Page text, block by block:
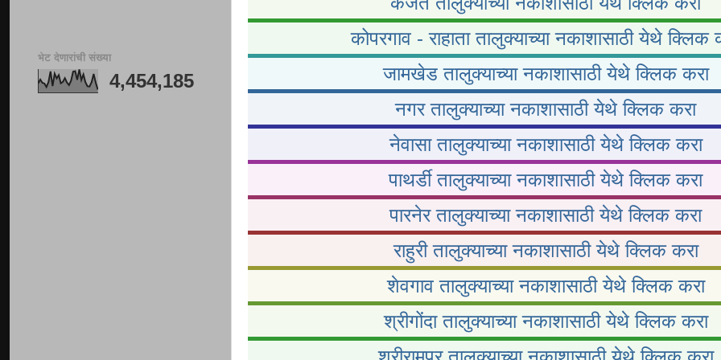
कोपरगाव - राहाता तालुक्याच्या नकाशासाठी येथे क्लिक
जामखेड तालुक्याच्या नकाशासाठी येथे क्लिक करा
नगर तालुक्याच्या नकाशासाठी येथे क्लिक करा
नेवासा तालुक्याच्या नकाशासाठी येथे क्लिक करा
पाथर्डी तालुक्याच्या नकाशासाठी येथे क्लिक करा
पारनेर तालुक्याच्या नकाशासाठी येथे क्लिक करा
राहुरी तालुक्याच्या नकाशासाठी येथे क्लिक करा
शेवगाव तालुक्याच्या नकाशासाठी येथे क्लिक करा
श्रीगोंदा तालुक्याच्या नकाशासाठी येथे क्लिक करा
भेट देणारांची संख्या
4,454,185